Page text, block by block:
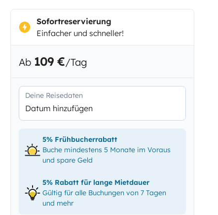
Sofortreservierung
Einfacher und schneller!
Ab 109 €/Tag
Deine Reisedaten
Datum hinzufügen
5% Frühbucherrabatt
Buche mindestens 5 Monate im Voraus
und spare Geld
5% Rabatt für lange Mietdauer
Gültig für alle Buchungen von 7 Tagen
und mehr